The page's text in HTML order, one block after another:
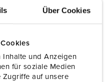
Über Cookies
Inhalte und Anzeigen
für soziale Medien
auf unsere
400 V
morsetti a vite
standard